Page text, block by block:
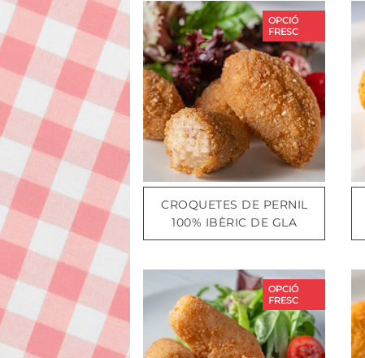
CROQUETES DE PERNIL
100% IBÈRIC DE GLA
OPCIÓ
FRESC
OPCIÓ
FRESC